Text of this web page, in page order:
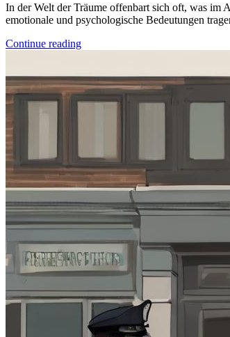
In der Welt der Träume offenbart sich oft, was im
emotionale und psychologische Bedeutungen
Continue reading